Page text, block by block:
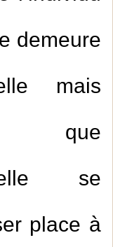
demeure
mais
que
elle se
place à